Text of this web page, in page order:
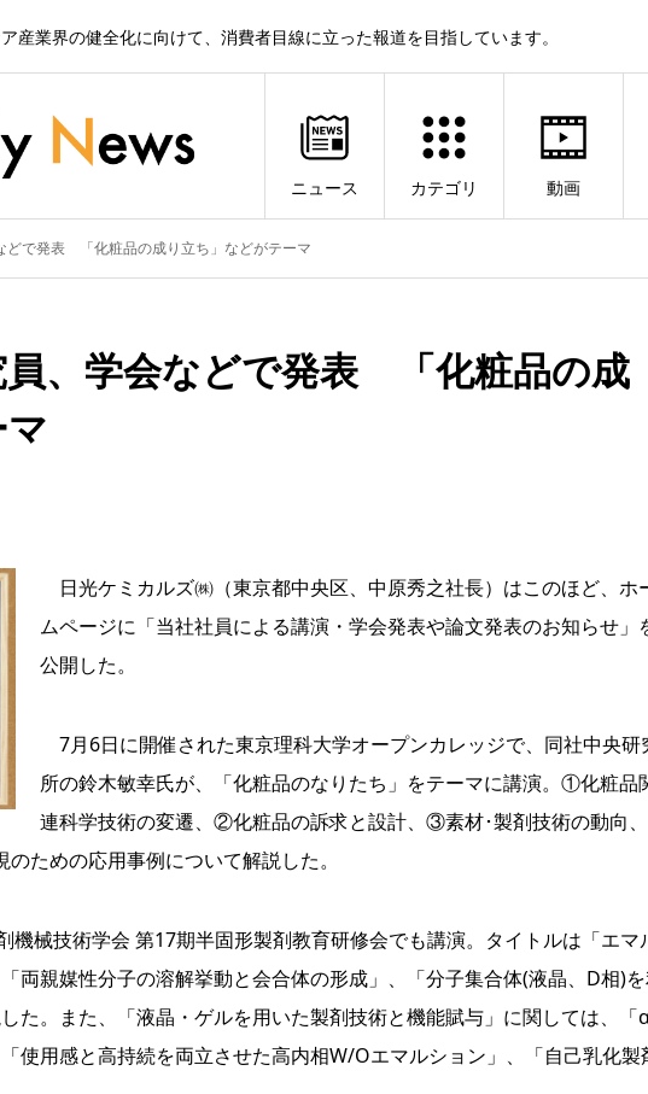
産業界の健全化に向けて、消費者目線に立った報道を目指しています。
ニュース カテゴリ 動画
どで発表 「化粧品の成り立ち」などがテーマ
員、学会などで発表 「化粧品の成
日光ケミカルズ㈱（東京都中央区、中原秀之社長）はこのほど、ホ
ムページに「当社社員による講演・学会発表や論文発表のお知らせ」
公開した。
7月6日に開催された東京理科大学オープンカレッジで、同社中央研
所の鈴木敏幸氏が、「化粧品のなりたち」をテーマに講演。①化粧品
連科学技術の変遷、②化粧品の訴求と設計、③素材･製剤技術の動向
ための応用事例について解説した。
械技術学会 第17期半固形製剤教育研修会でも講演。タイトルは「エマ
両親媒性分子の溶解挙動と会合体の形成」、「分子集合体(液晶、D相)
た。また、「液晶・ゲルを用いた製剤技術と機能賦与」に関しては、「
使用感と高持続を両立させた高内相W/Oエマルション」、「自己乳化製